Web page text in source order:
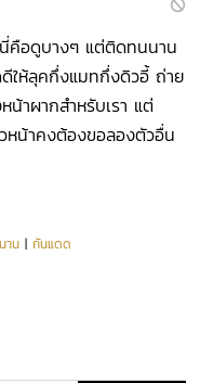
คือดูบางๆ​ แต่ติดทนนาน
ดีให้ลุคกึ่งแมทกึ่งดิวอี้​ ถ่าย
าผากสำหรับเรา​ แต่
น้าคงต้องขอลองตัวอื่น
าน |กันแดด